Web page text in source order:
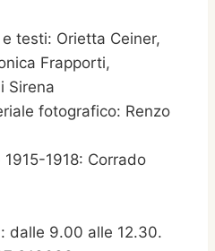
testi: Orietta Ceiner,
Frapporti,
Sirena
fotografico: Renzo
1918: Corrado
dalle 9.00 alle 12.30.